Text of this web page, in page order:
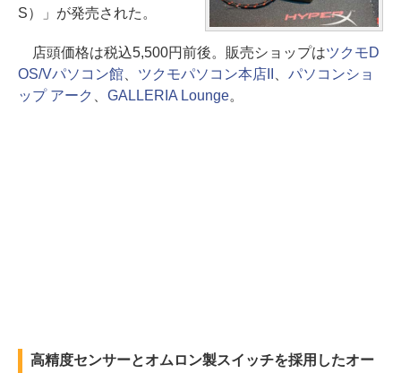
S）」が発売された。
店頭価格は税込5,500円前後。販売ショップはツクモD
OS/Vパソコン館、 ツクモパソコン本店II
パソコンショ
ップ アーク
GALLERIA Lounge。
高精度センサーとオムロン製スイッチを採用したオー